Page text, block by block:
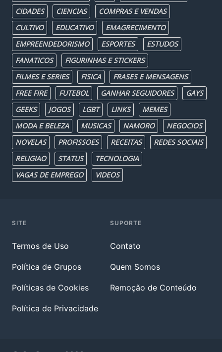
CIDADES
CIENCIAS
COMPRAS E VENDAS
CULTIVO
EDUCATIVO
EMAGRECIMENTO
EMPREENDEDORISMO
ESPORTES
ESTUDOS
FANATICOS
FIGURINHAS E STICKERS
FILMES E SERIES
FISICA
FRASES E MENSAGENS
FREE FIRE
FUTEBOL GANHAR SEGUIDORES
GAYS
GEEKS
JOGOS LGBT LINKS
MEMES
MODA E BELEZA
MUSICAS NAMORO
NEGOCIOS
NOVELAS
PROFISSOES RECEITAS
REDES SOCIAIS
RELIGIAO
STATUS
TECNOLOGIA
VAGAS DE EMPREGO
VIDEOS
SITE
Termos de Uso
Política de Grupos
Políticas de Cookies
Política de Privacidade
SUPORTE
Contato
Quem Somos
Remoção de Conteúdo